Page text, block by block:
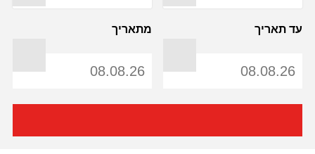
מתאריך עד תאריך